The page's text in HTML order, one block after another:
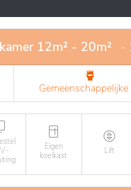
kan voelen.
12m² - 20m² -
Eigen
koelkast
Lift